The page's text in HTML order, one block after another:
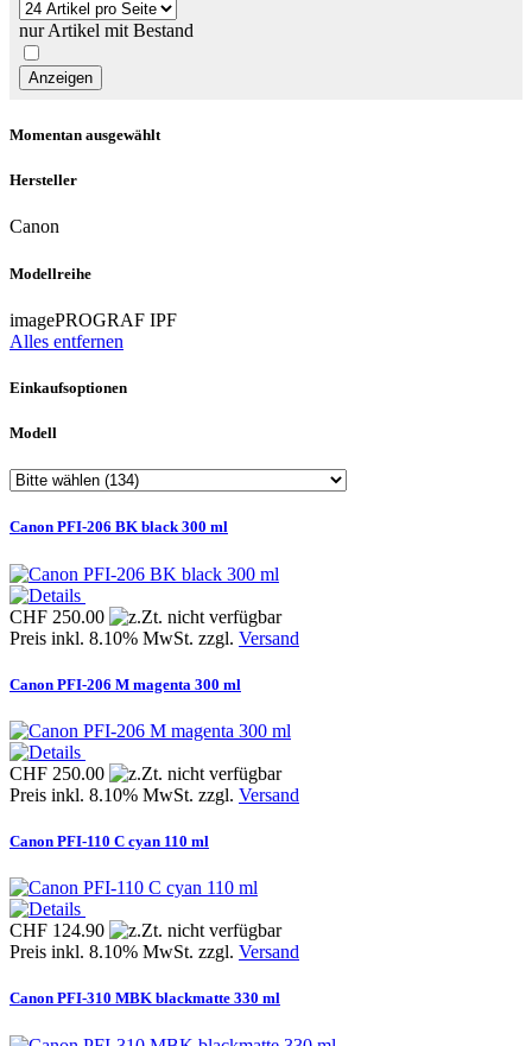
nur Artikel mit Bestand
Momentan ausgewählt
Hersteller
Canon
Modellreihe
imagePROGRAF IPF
Alles entfernen
Einkaufsoptionen
Modell
Canon PFI-206 BK black 300 ml
CHF 250.00
Preis inkl. 8.10% MwSt. zzgl. Versand
Canon PFI-206 M magenta 300 ml
CHF 250.00
Preis inkl. 8.10% MwSt. zzgl. Versand
Canon PFI-110 C cyan 110 ml
CHF 124.90
Preis inkl. 8.10% MwSt. zzgl. Versand
Canon PFI-310 MBK blackmatte 330 ml